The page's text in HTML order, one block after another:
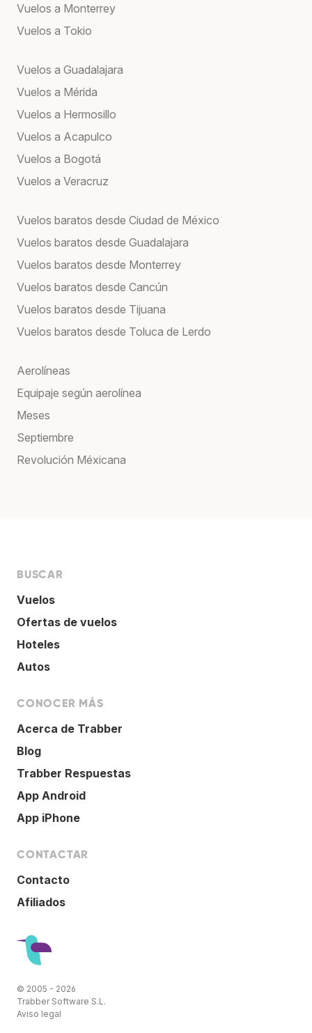
Vuelos a Monterrey
Vuelos a Tokio
Vuelos a Guadalajara
Vuelos a Mérida
Vuelos a Hermosillo
Vuelos a Acapulco
Vuelos a Bogotá
Vuelos a Veracruz
Vuelos baratos desde Ciudad de México
Vuelos baratos desde Guadalajara
Vuelos baratos desde Monterrey
Vuelos baratos desde Cancún
Vuelos baratos desde Tijuana
Vuelos baratos desde Toluca de Lerdo
Aerolíneas
Equipaje según aerolínea
Meses
Septiembre
Revolución Méxicana
BUSCAR
Vuelos
Ofertas de vuelos
Hoteles
Autos
CONOCER MÁS
Acerca de Trabber
Blog
Trabber Respuestas
App Android
App iPhone
CONTACTAR
Contacto
Afiliados
© 2005 - 2026
Trabber Software S.L.
Aviso legal